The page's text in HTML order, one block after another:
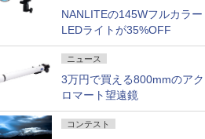
NANLITEの145Wフルカラー
LEDライトが35%OFF
ニュース
3万円で買える800mmのアク
ロマート望遠鏡
コンテスト